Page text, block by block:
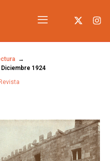
Diciembre 1924